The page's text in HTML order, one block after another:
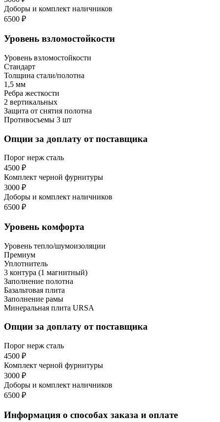
Доборы и комплект наличников
6500 ₽
Уровень взломостойкости
Уровень взломостойкости
Стандарт
Толщина стали/полотна
1,5 мм
Ребра жесткости
2 вертикальных
Защита от снятия полотна
Противосъемы 3 шт
Опции за доплату от поставщика
Порог нерж сталь
4500 ₽
Комплект черной фурнитуры
3000 ₽
Доборы и комплект наличников
6500 ₽
Уровень комфорта
Уровень тепло/шумоизоляции
Премиум
Уплотнитель
3 контура (1 магнитный)
Заполнение полотна
Базальтовая плита
Заполнение рамы
Минеральная плита URSA
Опции за доплату от поставщика
Порог нерж сталь
4500 ₽
Комплект черной фурнитуры
3000 ₽
Доборы и комплект наличников
6500 ₽
Информация о способах заказа и оплате